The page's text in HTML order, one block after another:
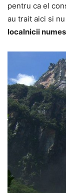
pentru ca el
au trait aici si
localnicii